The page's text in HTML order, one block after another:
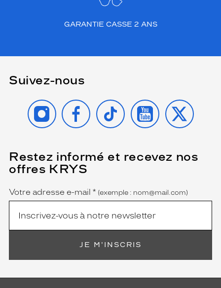
GARANTIE CASSE 2 ANS
Suivez-nous
INSTAGRAMFACEBOOK
TIKTOK YOUTUBE
X
Restez informé et recevez nos
offres KRYS
Name
Votre adresse e-mail *
(Ce
champ
est
obligatoire)
(exemple : nom@mail.com)
JE M'INSCRIS